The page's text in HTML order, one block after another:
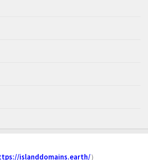
islanddomains.earth/）